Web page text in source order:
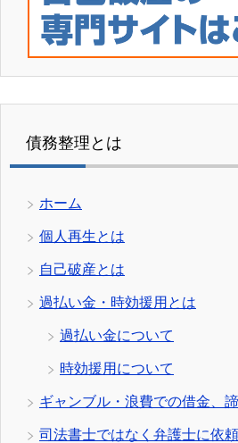
債務整理とは
ホーム
個人再生とは
自己破産とは
過払い金・時効援用とは
過払い金について
時効援用について
ギャンブル・浪費での借金、
司法書士ではなく弁護士に依